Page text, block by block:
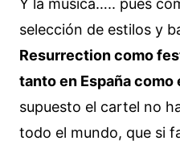
Y la música….. pues
selección de estilos y
Resurrection como
tanto en España como
supuesto el cartel no
todo el mundo, que si